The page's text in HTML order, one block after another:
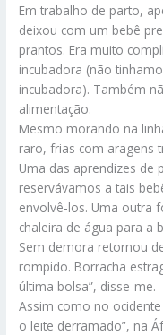
Em trabalho de parto,
deixou com um bebê
prantos. Era muito
incubadora (não
incubadora). Também
alimentação.
Mesmo morando na
raro, frias com aragens
Uma das aprendizes de
reservávamos a tais
envolvê-los. Uma outra
chaleira de água para a
Sem demora retornou
rompido. Borracha
última bolsa”, disse-me.
Assim como no
o leite derramado”, na